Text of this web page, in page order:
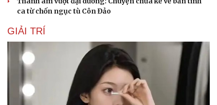
ca từ chốn ngục tù Côn Đảo
GIẢI TRÍ